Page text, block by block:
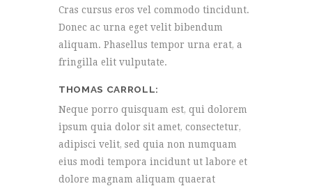
Cras cursus eros vel commodo tincidunt.
Donec ac urna eget velit bibendum
aliquam. Phasellus tempor urna erat, a
fringilla elit vulputate.
THOMAS CARROLL
Neque porro quisquam est, qui dolorem
ipsum quia dolor sit amet, consectetur,
adipisci velit, sed quia non numquam
eius modi tempora incidunt ut labore et
dolore magnam aliquam quaerat